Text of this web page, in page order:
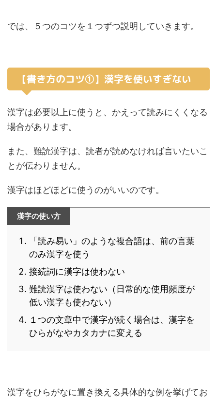
では、５つのコツを１つずつ説明していきます。
【書き方のコツ①】漢字を使いすぎない
漢字は必要以上に使うと、かえって読みにくくなる
場合があります。
また、難読漢字は、読者が読めなければ言いたいこ
とが伝わりません。
漢字はほどほどに使うのがいいのです。
漢字の使い方
「読み易い」のような複合語は、前の言葉
のみ漢字を使う
接続詞に漢字は使わない
難読漢字は使わない（日常的な使用頻度が
低い漢字も使わない）
１つの文章中で漢字が続く場合は、漢字を
ひらがなやカタカナに変える
漢字をひらがなに置き換える具体的な例を挙げてお